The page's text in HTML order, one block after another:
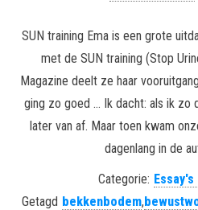
SUN training Ema is een grote
met de SUN training (Stop
Magazine deelt ze haar
ging zo goed … Ik dacht: als ik zo
later van af. Maar toen kwam
dagenlang in de
Categorie:
Getagd bekkenbodem,